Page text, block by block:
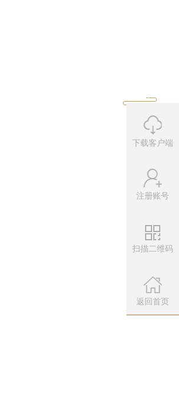
下载客户端
注册账号
扫描二维码
微信公
扫描左侧二
返回首页